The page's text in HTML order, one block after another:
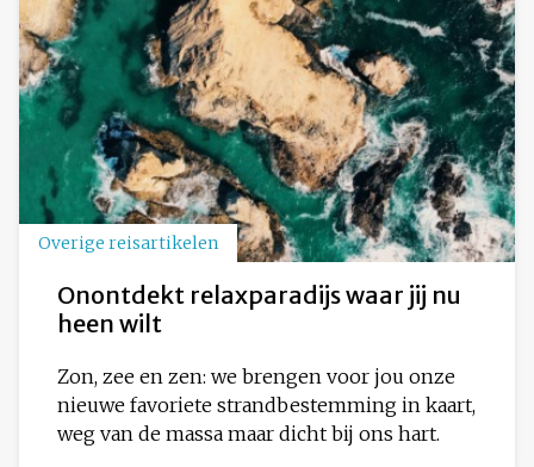
Overige reisartikelen
Onontdekt relaxparadijs waar jij nu
heen wilt
Zon, zee en zen: we brengen voor jou onze
nieuwe favoriete strandbestemming in kaart,
weg van de massa maar dicht bij ons hart.